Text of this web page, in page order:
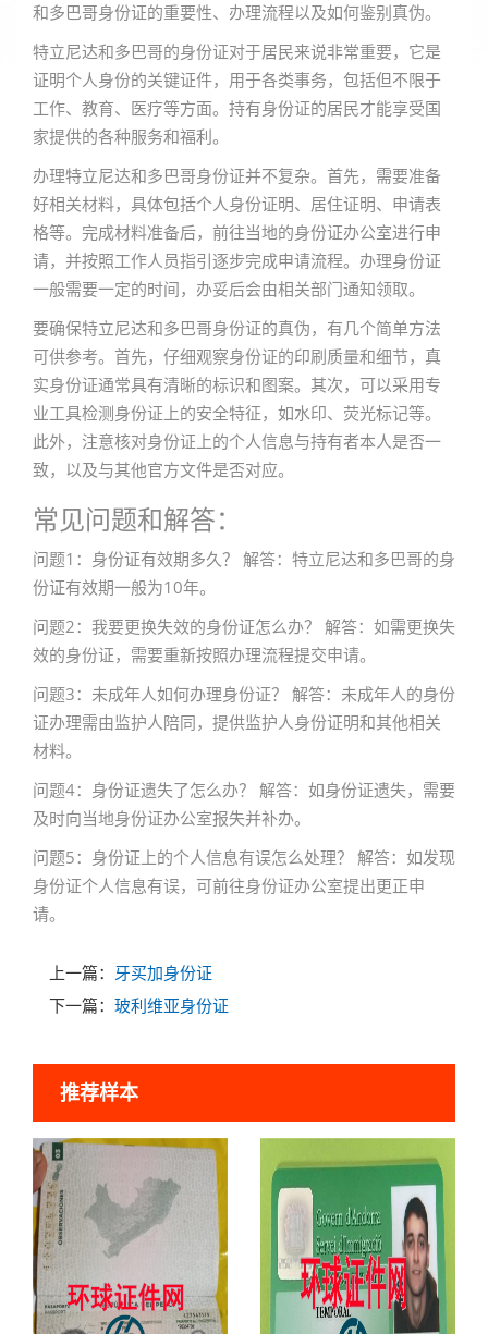
和多巴哥身份证的重要性、办理流程以及如何鉴别真伪。
特立尼达和多巴哥的身份证对于居民来说非常重要，它是
证明个人身份的关键证件，用于各类事务，包括但不限于
工作、教育、医疗等方面。持有身份证的居民才能享受国
家提供的各种服务和福利。
办理特立尼达和多巴哥身份证并不复杂。首先，需要准备
好相关材料，具体包括个人身份证明、居住证明、申请表
格等。完成材料准备后，前往当地的身份证办公室进行申
请，并按照工作人员指引逐步完成申请流程。办理身份证
一般需要一定的时间，办妥后会由相关部门通知领取。
要确保特立尼达和多巴哥身份证的真伪，有几个简单方法
可供参考。首先，仔细观察身份证的印刷质量和细节，真
实身份证通常具有清晰的标识和图案。其次，可以采用专
业工具检测身份证上的安全特征，如水印、荧光标记等。
此外，注意核对身份证上的个人信息与持有者本人是否一
致，以及与其他官方文件是否对应。
常见问题和解答：
问题1：身份证有效期多久？ 解答：特立尼达和多巴哥的身
份证有效期一般为10年。
问题2：我要更换失效的身份证怎么办？ 解答：如需更换失
效的身份证，需要重新按照办理流程提交申请。
问题3：未成年人如何办理身份证？ 解答：未成年人的身份
证办理需由监护人陪同，提供监护人身份证明和其他相关
材料。
问题4：身份证遗失了怎么办？ 解答：如身份证遗失，需要
及时向当地身份证办公室报失并补办。
问题5：身份证上的个人信息有误怎么处理？ 解答：如发现
身份证个人信息有误，可前往身份证办公室提出更正申
请。
上一篇： 牙买加身份证
下一篇： 玻利维亚身份证
推荐样本